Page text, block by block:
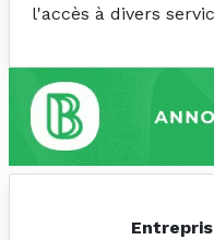
l'accès à divers